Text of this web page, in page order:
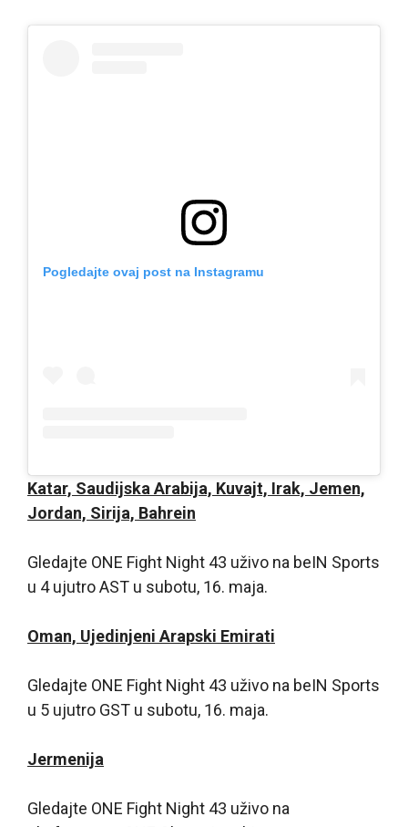
Pogledajte ovaj post na Instagramu
Katar, Saudijska Arabija, Kuvajt, Irak, Jemen,
Jordan, Sirija, Bahrein
Gledajte ONE Fight Night 43 uživo na beIN Sports
u 4 ujutro AST u subotu, 16. maja.
Oman, Ujedinjeni Arapski Emirati
Gledajte ONE Fight Night 43 uživo na beIN Sports
u 5 ujutro GST u subotu, 16. maja.
Jermenija
Gledajte ONE Fight Night 43 uživo na